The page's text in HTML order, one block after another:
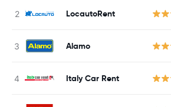
LocautoRent
Alamo
Italy Car Rent